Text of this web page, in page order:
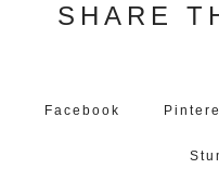
SHARE
Facebook